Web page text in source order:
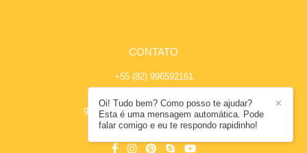
CONTATO
+55 (82) 996592161
gabicoelho.fotografia@hotmail.com
Maceió / AL
✕
Oi! Tudo bem? Como posso te ajudar?
Esta é uma mensagem automática. Pode
falar comigo e eu te respondo rapidinho!